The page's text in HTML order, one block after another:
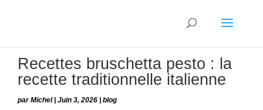
Recettes bruschetta pesto : la
recette traditionnelle italienne
parMichel| Juin 3, 2026 blog